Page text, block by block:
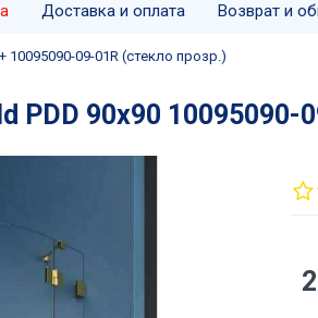
Доставка и оплата Возврат и
10095090-09-01R (стекло прозр.)
PDD 90х90